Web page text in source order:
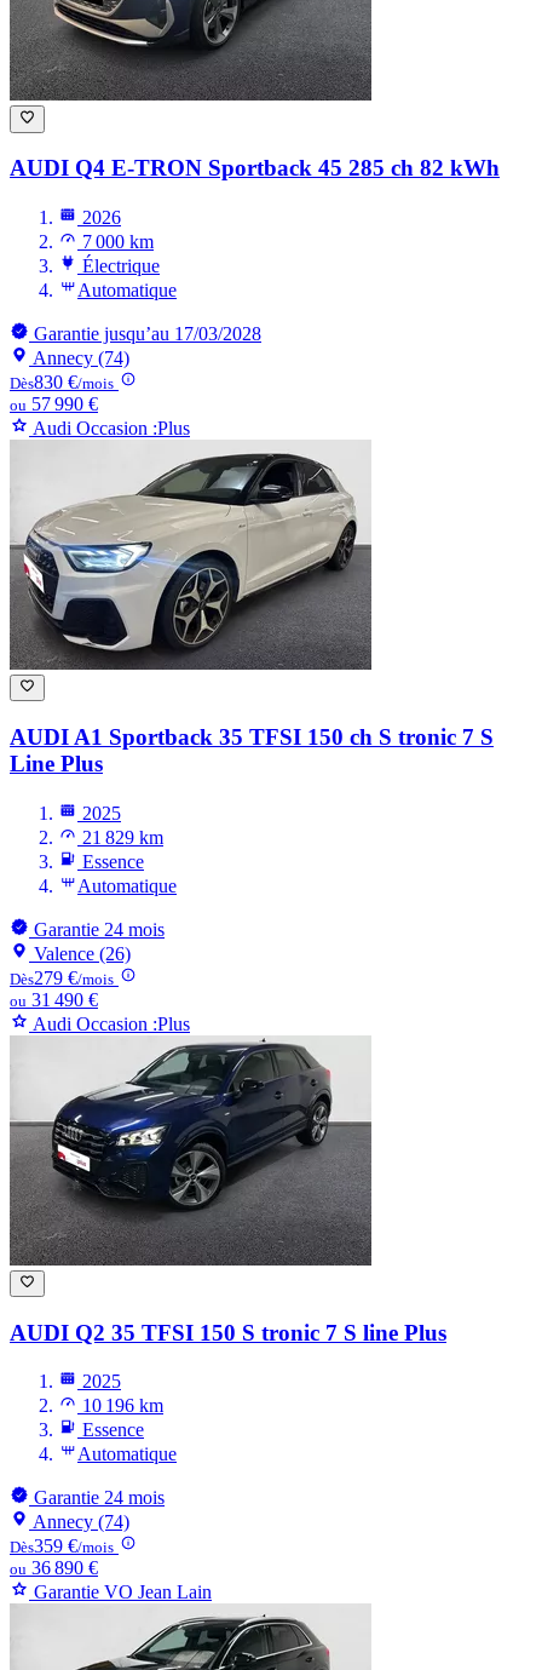
AUDI Q4 E-TRON Sportback 45 285 ch 82 kWh
2026
7 000 km
Électrique
Automatique
Garantie jusqu’au 17/03/2028
Annecy (74)
Dès830 €/mois
ou 57 990 €
Audi Occasion :Plus
AUDI A1 Sportback 35 TFSI 150 ch S tronic 7 S
Line Plus
2025
21 829 km
Essence
Automatique
Garantie 24 mois
Valence (26)
Dès279 €/mois
ou 31 490 €
Audi Occasion :Plus
AUDI Q2 35 TFSI 150 S tronic 7 S line Plus
2025
10 196 km
Essence
Automatique
Garantie 24 mois
Annecy (74)
Dès359 €/mois
ou 36 890 €
Garantie VO Jean Lain